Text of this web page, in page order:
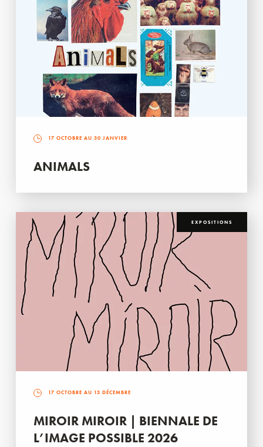
17 OCTOBRE AU 30 JANVIER
ANIMALS
EXPOSITIONS
17 OCTOBRE AU 13 DÉCEMBRE
MIROIR MIROIR | BIENNALE DE
L’IMAGE POSSIBLE 2026